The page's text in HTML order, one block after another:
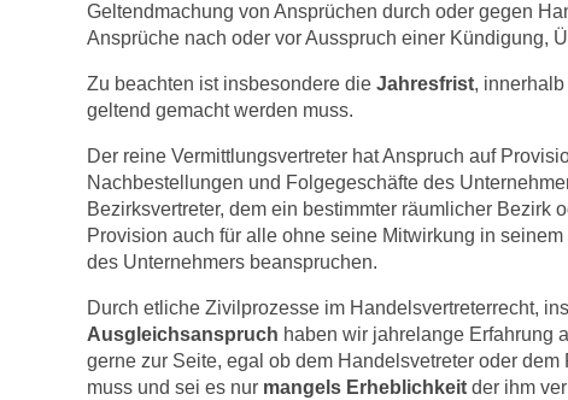
Geltendmachung von Ansprüchen durch oder gegen
Ansprüche nach oder vor Ausspruch einer Kündigung,
Zu beachten ist insbesondere die Jahresfrist,
geltend gemacht werden muss.
Der reine Vermittlungsvertreter hat Anspruch auf
Nachbestellungen und Folgegeschäfte des
Bezirksvertreter, dem ein bestimmter räumlicher
Provision auch für alle ohne seine Mitwirkung in
des Unternehmers beanspruchen.
Durch etliche Zivilprozesse im Handelsvertreterrecht,
Ausgleichsanspruch haben wir jahrelange Erfahrung
gerne zur Seite, egal ob dem Handelsvetreter oder
muss und sei es nur mangels Erheblichkeit der ihm